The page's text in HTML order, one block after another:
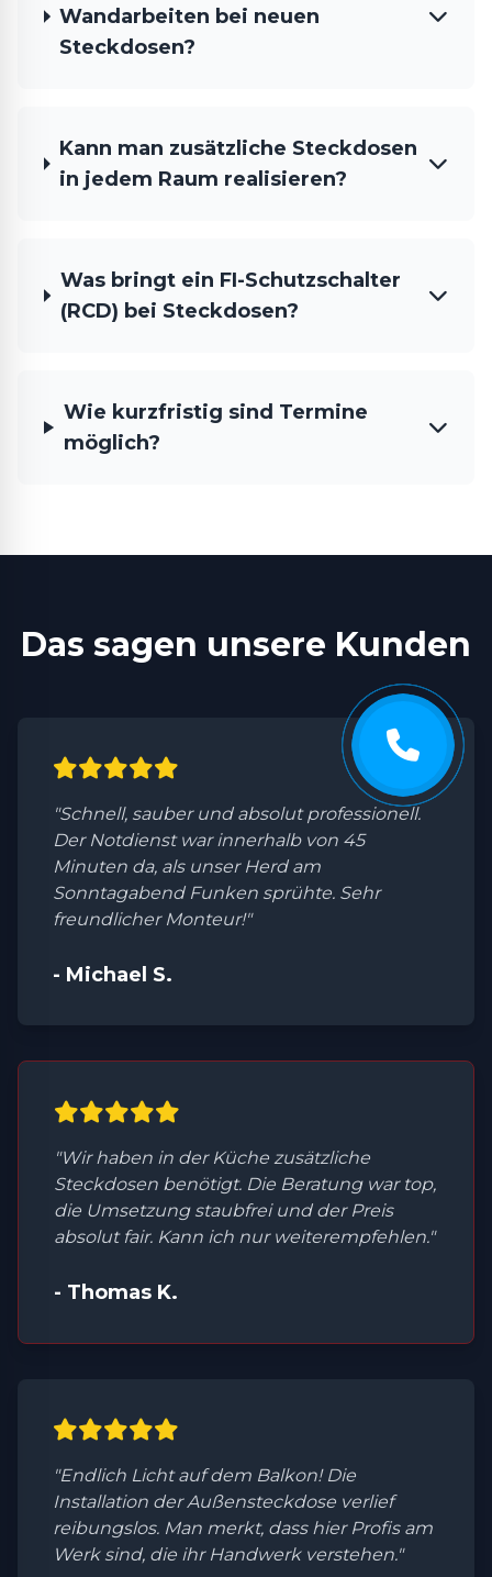
Wandarbeiten bei neuen
Steckdosen?
Kann man zusätzliche Steckdosen
in jedem Raum realisieren?
Was bringt ein FI-Schutzschalter
(RCD) bei Steckdosen?
Wie kurzfristig sind Termine
möglich?
Das sagen unsere Kunden
"Schnell, sauber und absolut professionell.
Der Notdienst war innerhalb von 45
Minuten da, als unser Herd am
Sonntagabend Funken sprühte. Sehr
freundlicher Monteur!"
- Michael S.
"Wir haben in der Küche zusätzliche
Steckdosen benötigt. Die Beratung war top,
die Umsetzung staubfrei und der Preis
absolut fair. Kann ich nur weiterempfehlen."
- Thomas K.
"Endlich Licht auf dem Balkon! Die
Installation der Außensteckdose verlief
reibungslos. Man merkt, dass hier Profis am
Werk sind, die ihr Handwerk verstehen."